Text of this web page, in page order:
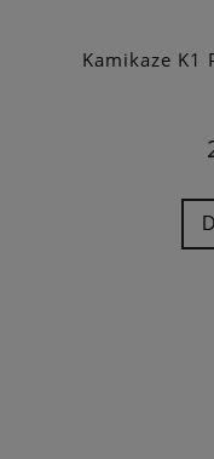
Kamikaze K1